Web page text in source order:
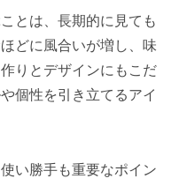
とは、長期的に見ても
どに風合いが増し、味
りとデザインにもこだ
個性を引き立てるアイ
い勝手も重要なポイン